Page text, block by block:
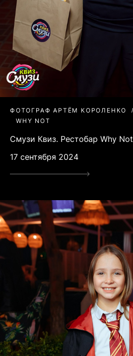
ФОТОГРАФ АРТЁМ КОРОЛЕНКО
WHY NOT
Смузи Квиз. Рестобар Why Not
17 сентября 2024